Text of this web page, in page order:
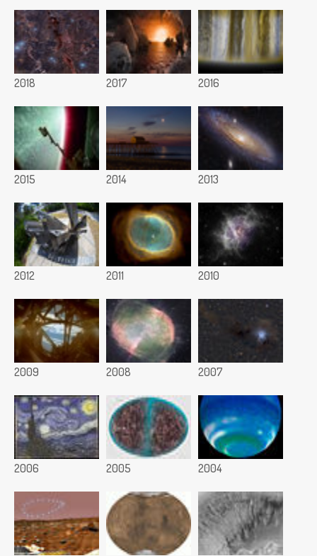
2018 2017 2016
2015 2014 2013
2012 2011 2010
2009 2008 2007
2006 2005 2004